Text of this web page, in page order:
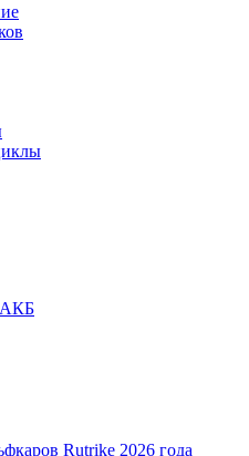
АКБ
Rutrike 2026 года